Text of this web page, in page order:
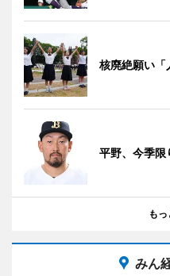
核廃絶願い
平野、今季
も
みん